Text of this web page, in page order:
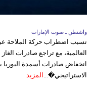
واشنطن ـ صوت الإمارات
تسبب اضطراب حركة الملاحة
الاستراتيجي�... المزيد